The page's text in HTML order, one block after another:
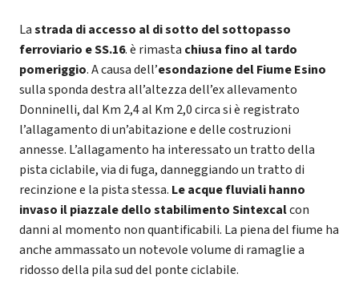
Lastrada di accesso al di sotto del sottopasso
ferroviario e SS.16. è rimasta chiusa fino al tardo
pomeriggio. A causa dell’esondazione del Fiume Esino
sulla sponda destra all’altezza dell’ex allevamento
Donninelli, dal Km 2,4 al Km 2,0 circa si è registrato
l’allagamento di un’abitazione e delle costruzioni
annesse. L’allagamento ha interessato un tratto della
pista ciclabile, via di fuga, danneggiando un tratto di
recinzione e la pista stessa. Le acque fluviali hanno
invaso il piazzale dello stabilimento Sintexcalcon
danni al momento non quantificabili. La piena del fiume ha
anche ammassato un notevole volume di ramaglie a
ridosso della pila sud del ponte ciclabile.